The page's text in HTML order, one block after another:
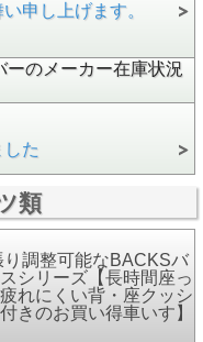
申し上げます。
のメーカー在庫状況
た
類
り調整可能なBACKSバ
シリーズ【長時間座っ
れにくい背・座クッシ
きのお買い得車いす】